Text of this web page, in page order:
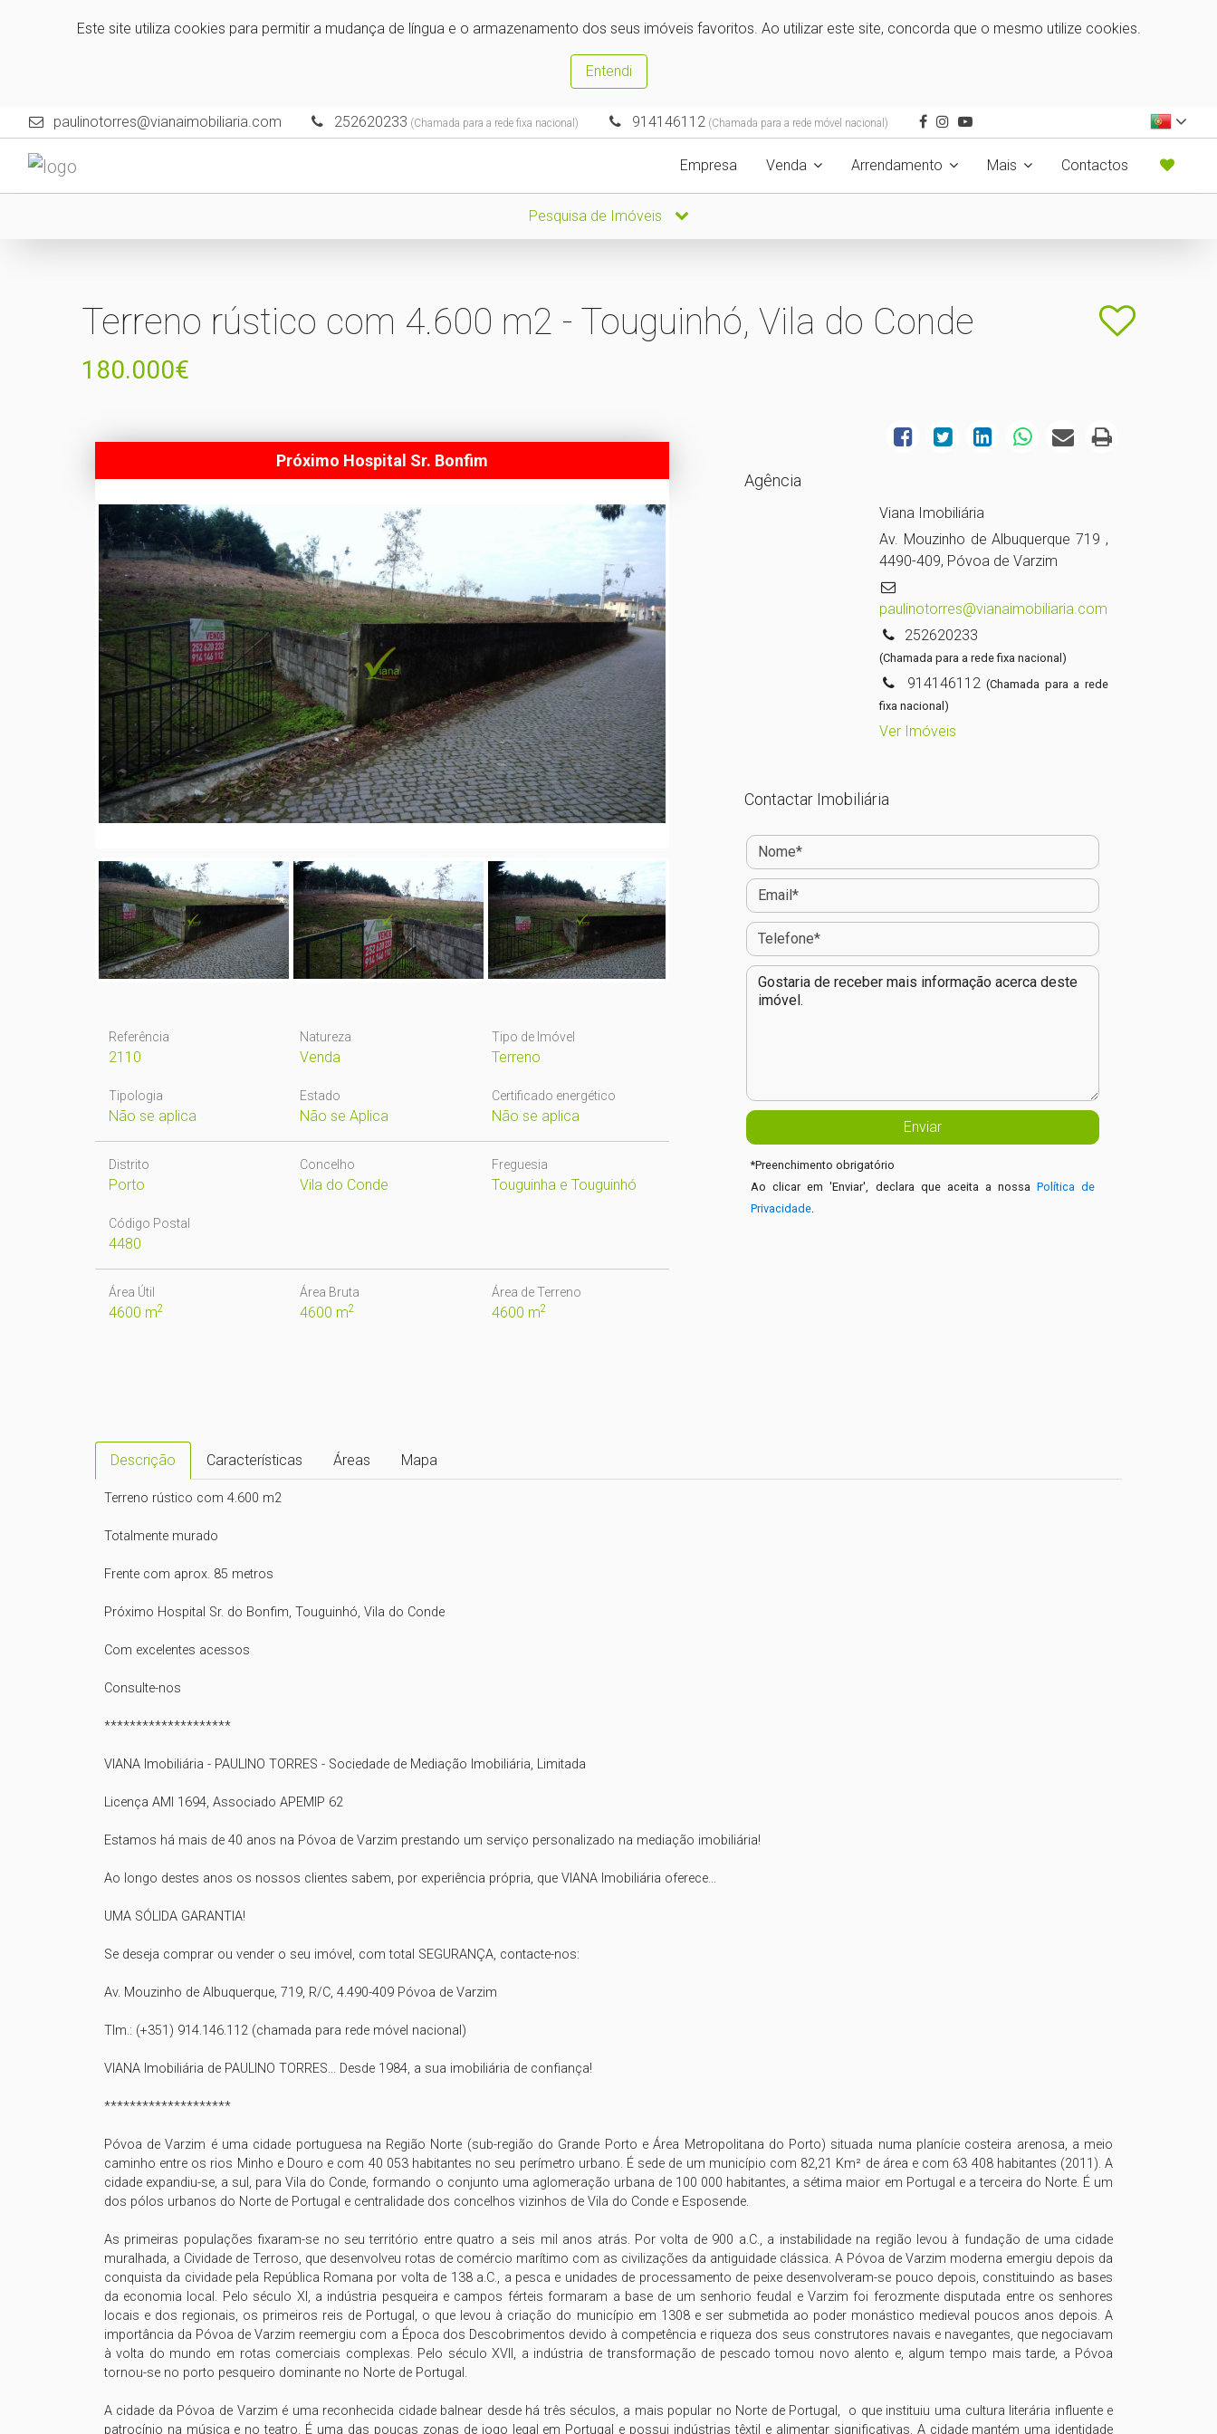
Este site utiliza cookies para permitir a mudança de língua e o armazenamento dos seus imóveis favoritos. Ao utilizar este site, concorda que o mesmo utilize cookies.
Entendi
paulinotorres@vianaimobiliaria.com 252620233 (Chamada para a rede fixa nacional) 914146112(Chamada para a rede móvel nacional)
Empresa Venda Arrendamento Mais Contactos
Pesquisa de Imóveis
Terreno rústico com 4.600 m2 - Touguinhó, Vila do Conde
180.000€
Próximo Hospital Sr. Bonfim
Referência
2110
Natureza
Venda
Tipo de Imóvel
Terreno
Tipologia
Não se aplica
Estado
Não se Aplica
Certificado energético
Não se aplica
Distrito
Porto
Concelho
Vila do Conde
Freguesia
Touguinha e Touguinhó
Código Postal
4480
Área Útil
4600 m2
Área Bruta
4600 m2
Área de Terreno
4600 m2
Agência
Viana Imobiliária
Av. Mouzinho de Albuquerque 719 ,
4490-409, Póvoa de Varzim
paulinotorres@vianaimobiliaria.com
252620233
(Chamada para a rede fixa nacional)
914146112 (Chamada para a rede
fixa nacional)
Ver Imóveis
Contactar Imobiliária
*Preenchimento obrigatório
Ao clicar em 'Enviar', declara que aceita a nossaPolítica de
Privacidade.
Descrição Características Áreas Mapa
Terreno rústico com 4.600 m2
Totalmente murado
Frente com aprox. 85 metros
Próximo Hospital Sr. do Bonfim, Touguinhó, Vila do Conde
Com excelentes acessos
Consulte-nos
********************
VIANA Imobiliária - PAULINO TORRES - Sociedade de Mediação Imobiliária, Limitada
Licença AMI 1694, Associado APEMIP 62
Estamos há mais de 40 anos na Póvoa de Varzim prestando um serviço personalizado na mediação imobiliária!
Ao longo destes anos os nossos clientes sabem, por experiência própria, que VIANA Imobiliária oferece...
UMA SÓLIDA GARANTIA!
Se deseja comprar ou vender o seu imóvel, com total SEGURANÇA, contacte-nos:
Av. Mouzinho de Albuquerque, 719, R/C, 4.490-409 Póvoa de Varzim
Tlm.: (+351) 914.146.112 (chamada para rede móvel nacional)
VIANA Imobiliária de PAULINO TORRES... Desde 1984, a sua imobiliária de confiança!
********************
Póvoa de Varzim é uma cidade portuguesa na Região Norte (sub-região do Grande Porto e Área Metropolitana do Porto) situada numa planície costeira arenosa, a meio
caminho entre os rios Minho e Douro e com 40 053 habitantes no seu perímetro urbano. É sede de um município com 82,21 Km² de área e com 63 408 habitantes (2011). A
cidade expandiu-se, a sul, para Vila do Conde, formando o conjunto uma aglomeração urbana de 100 000 habitantes, a sétima maior em Portugal e a terceira do Norte. É um
dos pólos urbanos do Norte de Portugal e centralidade dos concelhos vizinhos de Vila do Conde e Esposende.
As primeiras populações fixaram-se no seu território entre quatro a seis mil anos atrás. Por volta de 900 a.C., a instabilidade na região levou à fundação de uma cidade
muralhada, a Cividade de Terroso, que desenvolveu rotas de comércio marítimo com as civilizações da antiguidade clássica. A Póvoa de Varzim moderna emergiu depois da
conquista da cividade pela República Romana por volta de 138 a.C., a pesca e unidades de processamento de peixe desenvolveram-se pouco depois, constituindo as bases
da economia local. Pelo século XI, a indústria pesqueira e campos férteis formaram a base de um senhorio feudal e Varzim foi ferozmente disputada entre os senhores
locais e dos regionais, os primeiros reis de Portugal, o que levou à criação do município em 1308 e ser submetida ao poder monástico medieval poucos anos depois. A
importância da Póvoa de Varzim reemergiu com a Época dos Descobrimentos devido à competência e riqueza dos seus construtores navais e navegantes, que negociavam
à volta do mundo em rotas comerciais complexas. Pelo século XVII, a indústria de transformação de pescado tomou novo alento e, algum tempo mais tarde, a Póvoa
tornou-se no porto pesqueiro dominante no Norte de Portugal.
A cidade da Póvoa de Varzim é uma reconhecida cidade balnear desde há três séculos, a mais popular no Norte de Portugal,  o que instituiu uma cultura literária influente e
patrocínio na música e no teatro. É uma das poucas zonas de jogo legal em Portugal e possui indústrias têxtil e alimentar significativas. A cidade mantém uma identidade